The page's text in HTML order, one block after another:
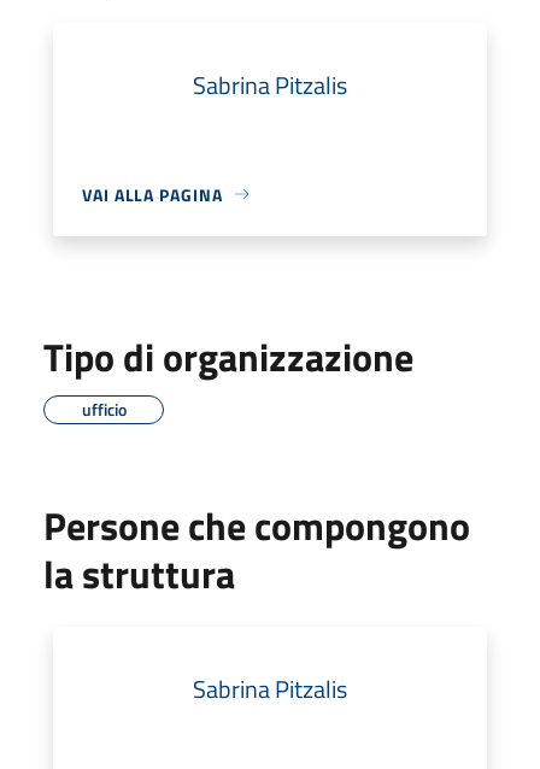
Sabrina Pitzalis
VAI ALLA PAGINA
Tipo di organizzazione
ufficio
Persone che compongono
la struttura
Sabrina Pitzalis